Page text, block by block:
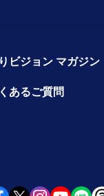
ビジョン マガジン
あるご質問